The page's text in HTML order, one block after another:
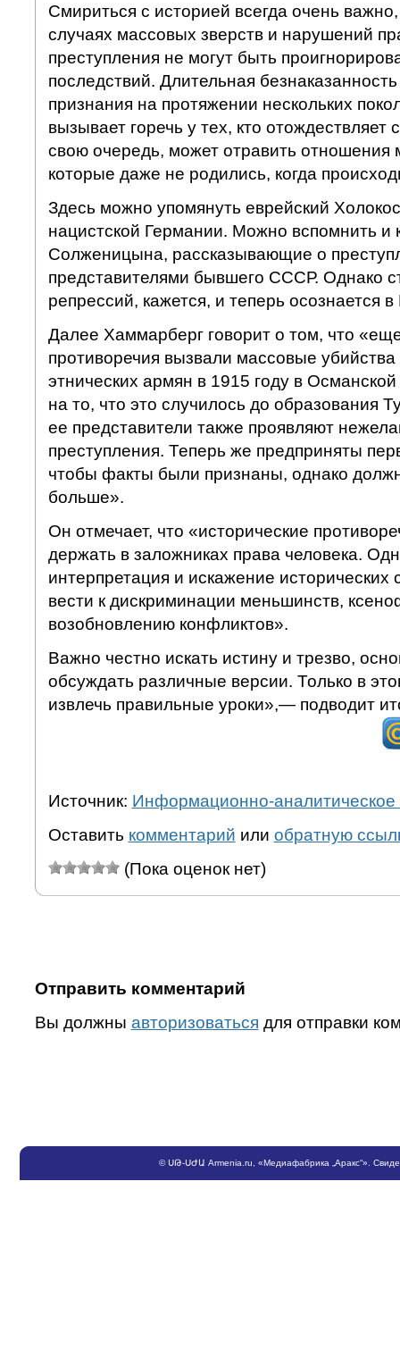
Смириться с историей всегда очень
случаях массовых зверств и нарушений
преступления не могут быть
последствий. Длительная
признания на протяжении нескольких
вызывает горечь у тех, кто отождествляет
свою очередь, может отравить
которые даже не родились, когда
Здесь можно упомянуть еврейский
нацистской Германии. Можно вспомнить и
Солженицына, рассказывающие о
представителями бывшего СССР. Однако
репрессий, кажется, и теперь осознается
Далее Хаммарберг говорит о том, что
противоречия вызвали массовые
этнических армян в 1915 году в
на то, что это случилось до образования
ее представители также проявляют
преступления. Теперь же предприняты
чтобы факты были признаны, однако
больше».
Он отмечает, что «исторические
держать в заложниках права человека.
интерпретация и искажение
вести к дискриминации меньшинств,
возобновлению конфликтов».
Важно честно искать истину и трезво,
обсуждать различные версии. Только в
извлечь правильные уроки»,— подводит
Источник: Информационно-аналитическое
Оставить комментарий или обратную
(Пока оценок нет)
Отправить комментарий
Вы должны авторизоваться для отправки
©ՍԹ-ՍԺԱ Armenia.ru , «Медиафабрика „Аракс“».